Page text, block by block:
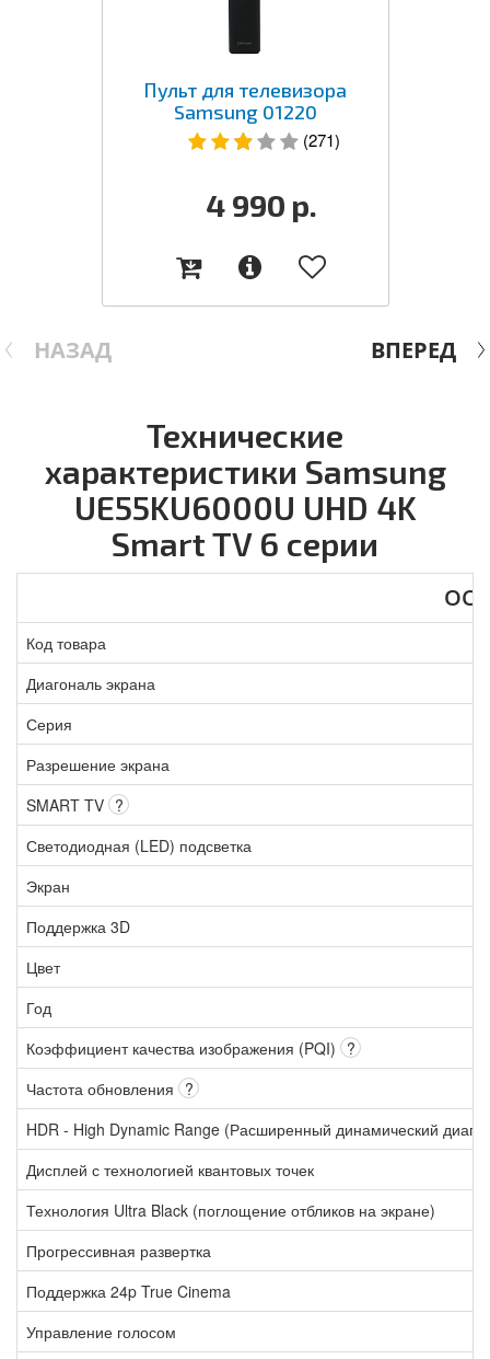
НАЗАД
Пульт для телевизора
Samsung 01220
(271)
4 990 р.
ВПЕРЕД
Технические
характеристики Samsung
UE55KU6000U UHD 4K
Smart TV 6 серии
Код товара
Диагональ экрана
Серия
Разрешение экрана
SMART TV ?
Светодиодная (LED) подсветка
Экран
Поддержка 3D
Цвет
Год
Коэффициент качества изображения (PQI) ?
Частота обновления ?
HDR - High Dynamic Range (Расширенный динамический
Дисплей с технологией квантовых точек
Технология Ultra Black (поглощение отбликов на экране)
Прогрессивная развертка
Поддержка 24p True Cinema
Управление голосом